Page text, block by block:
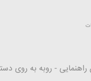
- روبه به روی دستغیب 3-